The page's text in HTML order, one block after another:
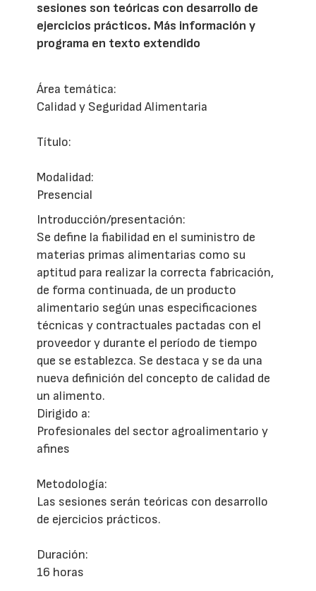
sesiones son teóricas con desarrollo de
ejercicios prácticos. Más información y
programa en texto extendido
Área temática:
Calidad y Seguridad Alimentaria
Título:
Modalidad:
Presencial
Introducción/presentación:
Se define la fiabilidad en el suministro de
materias primas alimentarias como su
aptitud para realizar la correcta fabricación,
de forma continuada, de un producto
alimentario según unas especificaciones
técnicas y contractuales pactadas con el
proveedor y durante el período de tiempo
que se establezca. Se destaca y se da una
nueva definición del concepto de calidad de
un alimento.
Dirigido a:
Profesionales del sector agroalimentario y
afines
Metodología:
Las sesiones serán teóricas con desarrollo
de ejercicios prácticos.
Duración:
16 horas